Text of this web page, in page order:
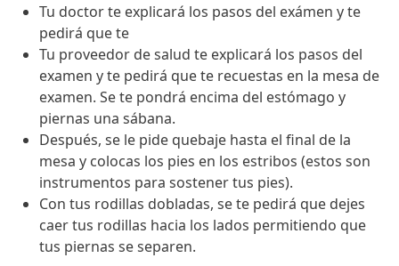
Tu doctor te explicará los pasos del exámen y te
pedirá que te
Tu proveedor de salud te explicará los pasos del
examen y te pedirá que te recuestas en la mesa de
examen. Se te pondrá encima del estómago y
piernas una sábana.
Después, se le pide quebaje hasta el final de la
mesa y colocas los pies en los estribos (estos son
instrumentos para sostener tus pies).
Con tus rodillas dobladas, se te pedirá que dejes
caer tus rodillas hacia los lados permitiendo que
tus piernas se separen.